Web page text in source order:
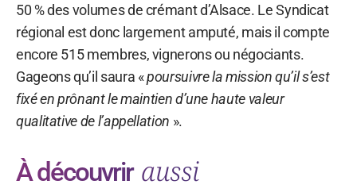
50 % des volumes de crémant d’Alsace. Le Syndicat
régional est donc largement amputé, mais il compte
encore 515 membres, vignerons ou négociants.
Gageons qu’il saura «poursuivre la mission qu’il s’est
fixé en prônant le maintien d’une haute valeur
qualitative de l’appellation ».
À découvrir aussi